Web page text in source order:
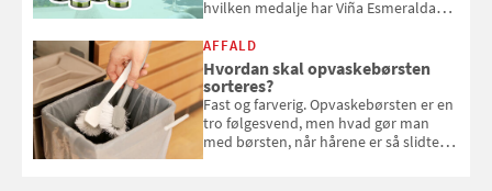
hvilken medalje har Viña Esmeralda
med i Samvirkes skønne vinquiz, hvor
du kan vinde 6 flasker vin fra Viña
Esmeralda. Konkurrencen slutter 1.
september 2026.
AFFALD
Hvordan skal opvaskebørsten
sorteres?
Fast og farverig. Opvaskebørsten er en
tro følgesvend, men hvad gør man
med børsten, når hårene er så slidte,